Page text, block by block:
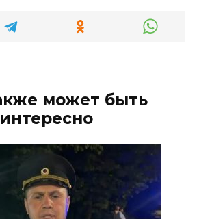
может быть
интересно